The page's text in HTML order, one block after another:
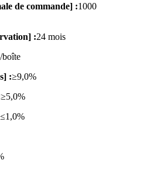
de commande] :1000
:24 mois
boîte
:≥9,0%
≥5,0%
≤1,0%